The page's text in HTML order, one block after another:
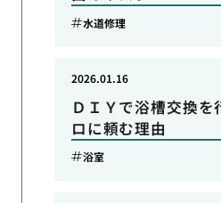
水道修理
ＤＩＹで浴槽交換を
ロに頼む理由
2026.01.16
浴室